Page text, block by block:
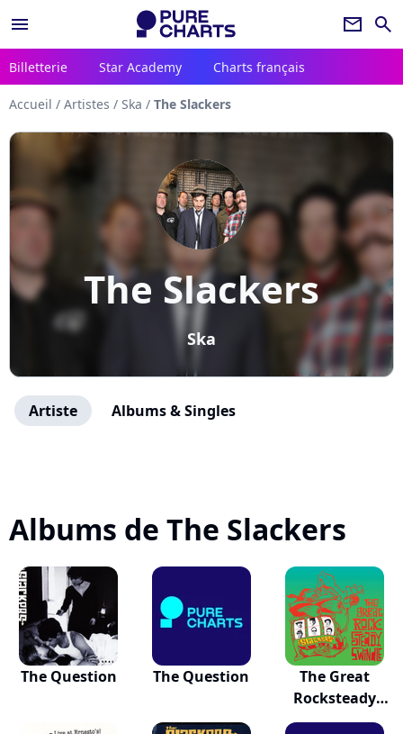
menu newsletter search
Billetterie Star Academy Charts français
Accueil / Artistes / Ska / The Slackers
The Slackers
Ska
Artiste Albums & Singles
Albums de The Slackers
The Question The Question
The Great
Rocksteady
Swindle